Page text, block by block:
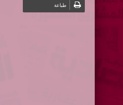
ر
طباعة